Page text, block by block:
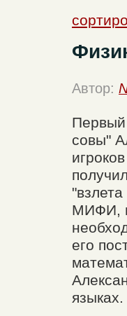
Автор:
Первый
совы"
МИФИ,
его
языках.